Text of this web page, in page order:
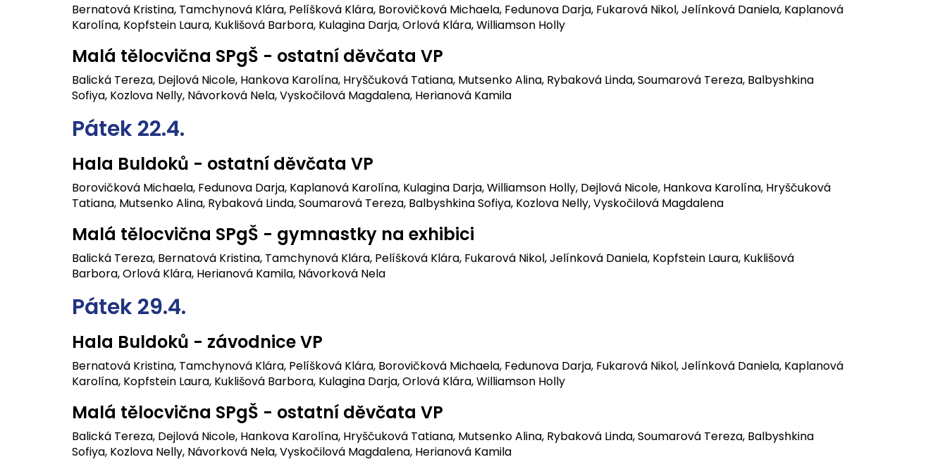
Bernatová Kristina, Tamchynová Klára, Pelíšková Klára, Borovičková Michaela, Fedunova Darja, Fukarová Nikol, Jelínková Daniela, Kaplanová
Karolína, Kopfstein Laura, Kuklišová Barbora, Kulagina Darja, Orlová Klára, Williamson Holly
Malá tělocvična SPgŠ - ostatní děvčata VP
Balická Tereza, Dejlová Nicole, Hankova Karolína, Hryščuková Tatiana, Mutsenko Alina, Rybaková Linda, Soumarová Tereza, Balbyshkina
Sofiya, Kozlova Nelly, Návorková Nela, Vyskočilová Magdalena, Herianová Kamila
Pátek 22.4.
Hala Buldoků - ostatní děvčata VP
Borovičková Michaela, Fedunova Darja, Kaplanová Karolína, Kulagina Darja, Williamson Holly, Dejlová Nicole, Hankova Karolína, Hryščuková
Tatiana, Mutsenko Alina, Rybaková Linda, Soumarová Tereza, Balbyshkina Sofiya, Kozlova Nelly, Vyskočilová Magdalena
Malá tělocvična SPgŠ - gymnastky na exhibici
Balická Tereza, Bernatová Kristina, Tamchynová Klára, Pelíšková Klára, Fukarová Nikol, Jelínková Daniela, Kopfstein Laura, Kuklišová
Barbora, Orlová Klára, Herianová Kamila, Návorková Nela
Pátek 29.4.
Hala Buldoků - závodnice VP
Bernatová Kristina, Tamchynová Klára, Pelíšková Klára, Borovičková Michaela, Fedunova Darja, Fukarová Nikol, Jelínková Daniela, Kaplanová
Karolína, Kopfstein Laura, Kuklišová Barbora, Kulagina Darja, Orlová Klára, Williamson Holly
Malá tělocvična SPgŠ - ostatní děvčata VP
Balická Tereza, Dejlová Nicole, Hankova Karolína, Hryščuková Tatiana, Mutsenko Alina, Rybaková Linda, Soumarová Tereza, Balbyshkina
Sofiya, Kozlova Nelly, Návorková Nela, Vyskočilová Magdalena, Herianová Kamila